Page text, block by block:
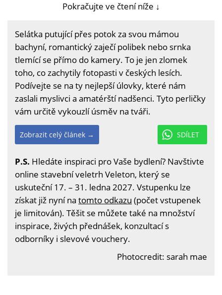
Pokračujte ve čtení níže ↓
Selátka putující přes potok za svou mámou
bachyní, romantický zaječí polibek nebo srnka
tlemící se přímo do kamery. To je jen zlomek
toho, co zachytily fotopasti v českých lesích.
Podívejte se na ty nejlepší úlovky, které nám
zaslali myslivci a amatérští nadšenci. Tyto perličky
vám určitě vykouzlí úsměv na tváři.
SDÍLET
Zobrazit celý článek →
P.S. Hledáte inspiraci pro Vaše bydlení? Navštivte
online stavební veletrh Veleton, který se
uskuteční 17. – 31. ledna 2027. Vstupenku lze
získat již nyní na tomto odkazu (počet vstupenek
je limitován). Těšit se můžete také na množství
inspirace, živých přednášek, konzultací s
odborníky i slevové vouchery.
Photocredit: sarah mae